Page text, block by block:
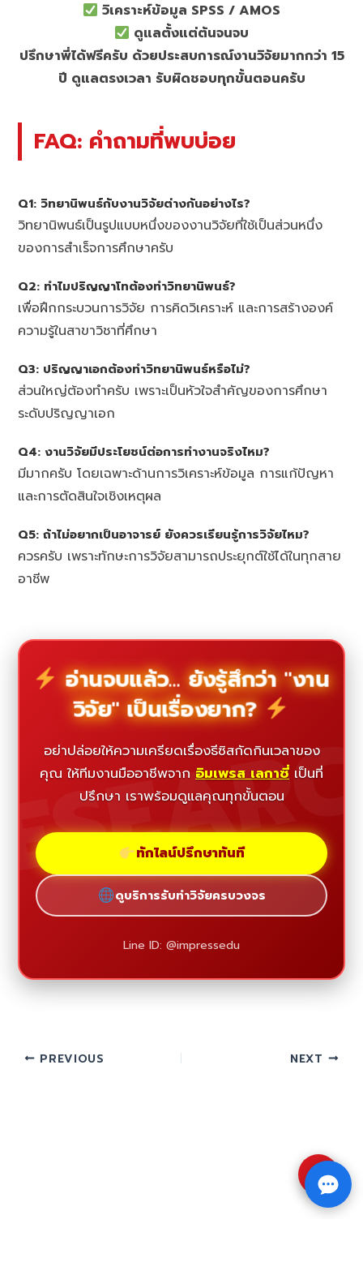
วิเคราะห์ข้อมูล SPSS / AMOS
ดูแลตั้งแต่ต้นจนจบ
ปรึกษาพี่ได้ฟรีครับ ด้วยประสบการณ์งานวิจัยมากกว่า 15
ปี ดูแลตรงเวลา รับผิดชอบทุกขั้นตอนครับ
FAQ: คำถามที่พบบ่อย
Q1: วิทยานิพนธ์กับงานวิจัยต่างกันอย่างไร?
วิทยานิพนธ์เป็นรูปแบบหนึ่งของงานวิจัยที่ใช้เป็นส่วนหนึ่ง
ของการสำเร็จการศึกษาครับ
Q2: ทำไมปริญญาโทต้องทำวิทยานิพนธ์?
เพื่อฝึกกระบวนการวิจัย การคิดวิเคราะห์ และการสร้างองค์
ความรู้ในสาขาวิชาที่ศึกษา
Q3: ปริญญาเอกต้องทำวิทยานิพนธ์หรือไม่?
ส่วนใหญ่ต้องทำครับ เพราะเป็นหัวใจสำคัญของการศึกษา
ระดับปริญญาเอก
Q4: งานวิจัยมีประโยชน์ต่อการทำงานจริงไหม?
มีมากครับ โดยเฉพาะด้านการวิเคราะห์ข้อมูล การแก้ปัญหา
และการตัดสินใจเชิงเหตุผล
Q5: ถ้าไม่อยากเป็นอาจารย์ ยังควรเรียนรู้การวิจัยไหม?
ควรครับ เพราะทักษะการวิจัยสามารถประยุกต์ใช้ได้ในทุกสาย
อาชีพ
อ่านจบแล้ว... ยังรู้สึกว่า "งาน
วิจัย" เป็นเรื่องยาก?
อย่าปล่อยให้ความเครียดเรื่องธีซิสกัดกินเวลาของ
คุณ ให้ทีมงานมืออาชีพจาก อิมเพรส เลกาซี่ เป็นที่
ปรึกษา เราพร้อมดูแลคุณทุกขั้นตอน
ทักไลน์ปรึกษาทันที
ดูบริการรับทำวิจัยครบวงจร
Line ID: @impressedu
PREVIOUS NEXT
⇧